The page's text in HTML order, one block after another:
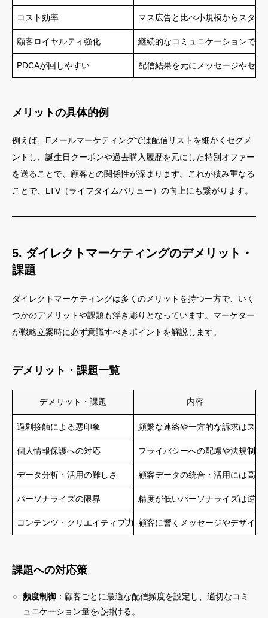
コスト効率 マス広告と比べ小規模からスタ
顧客ロイヤルティ強化 継続的なコミュニケーションで
PDCAが回しやすい 配信結果を元にメッセージやセグ
メリットの具体的例
例えば、Eメールマーケティングでは配信リストを細かくセグメ
ントし、誕生日クーポンや過去購入履歴を元にした特別オファー
を送ることで、顧客との関係性が深まります。これが積み重なる
ことで、LTV（ライフタイムバリュー）の向上にも繋がります。
5. ダイレクトマーケティングのデメリット・
課題
ダイレクトマーケティングは多くのメリットを持つ一方で、いく
つかのデメリットや課題も浮き彫りとなっています。マーケター
が戦略立案時に必ず意識すべきポイントを解説します。
デメリット・課題一覧
デメリット・課題 内容
過剰接触による悪印象 頻繁な連絡や一方的な訴求はス
個人情報保護への対応 プライバシーへの配慮や法規制
データ分析・活用の難しさ 顧客データの統合・活用には高
パーソナライズの限界 精度が低いパーソナライズは逆効
コンテンツ・クリエイティブ力 顧客に響くメッセージやデザイ
課題への対応策
頻度制御 ：顧客ごとに最適な配信頻度を設定し、適切なコミ
ュニケーション量を心掛ける。